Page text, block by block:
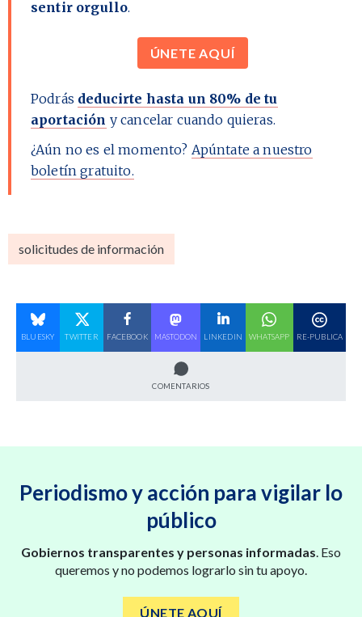
sentir orgullo.
ÚNETE AQUÍ
Podrás deducirte hasta un 80% de tu
aportación y cancelar cuando quieras.
¿Aún no es el momento? Apúntate a nuestro
boletín gratuito.
solicitudes de información
BLUESKY TWITTER FACEBOOK MASTODON LINKEDIN WHATSAPP RE-PUBLICA
COMENTARIOS
Periodismo y acción para vigilar lo
público
Gobiernos transparentes y personas informadas. Eso
queremos y no podemos lograrlo sin tu apoyo.
ÚNETE AQUÍ